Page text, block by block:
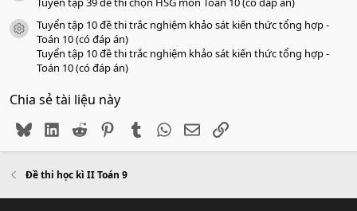
icon tài liệu
Tuyển tập 10 đề thi trắc nghiệm khảo sát kiến thức tổng hợp -
Toán 10 (có đáp án)
Tuyển tập 10 đề thi trắc nghiệm khảo sát kiến thức tổng hợp -
Toán 10 (có đáp án)
Chia sẻ tài liệu này
BlueskyLinkedIn
Reddit PinterestTumblr WhatsApp
EmailLink
Đề thi học kì II Toán 9